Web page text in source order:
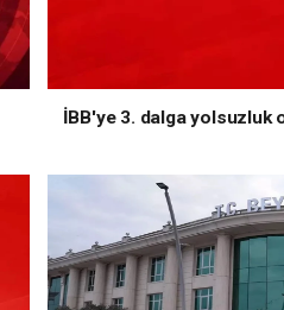
İBB'ye 3. dalga yolsuzluk